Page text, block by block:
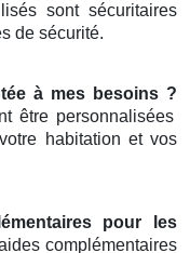
sont sécuritaires
de sécurité.
à mes besoins ?
être personnalisées
habitation et vos
pour les
complémentaires